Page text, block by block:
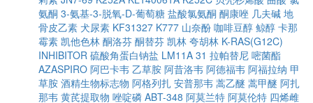
氨酮 3-氨基-3-脱氧-D-葡萄糖 盐酸氯氨酮 酮康唑 几夫碱 地
骨皮乙素 犬尿素 KF31327 K777 山奈酚 咖啡豆醇 鲸醇 卡那
霉素 凯他色林 酮洛芬 酮替芬 凯林 夸胡林 K-RAS(G12C)
INHIBITOR 硫酸角蛋白钠盐 LM11A 31 拉帕替尼 嘧菌酯
AZASPIRO 阿巴卡韦 乙草胺 阿昔洛韦 阿德福韦 阿福拉纳 甲
草胺 酒精生物标志物 阿格列扎 安普那韦 蒿乙醚 蒿甲醚 阿扎
那韦 黄芪提取物 唑啶磷 ABT-348 阿莫兰特 阿莫伦特 四烯雌